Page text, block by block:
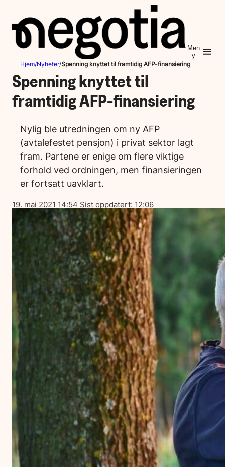
innhold
Men
y
Hjem/Nyheter/Spenning knyttet til framtidig AFP-finansiering
Spenning knyttet til
framtidig AFP-finansiering
Nylig ble utredningen om ny AFP
(avtalefestet pensjon) i privat sektor lagt
fram. Partene er enige om flere viktige
forhold ved ordningen, men finansieringen
er fortsatt uavklart.
Lagt
ut
på
19. mai 2021 14:54 Sist oppdatert: 12:06